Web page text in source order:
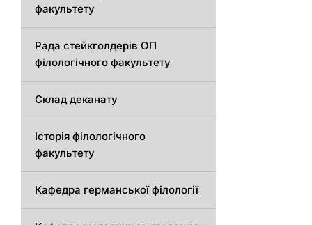
факультету
Рада стейкголдерів ОП
філологічного факультету
Склад деканату
Історія філологічного
факультету
Кафедрa германської філології